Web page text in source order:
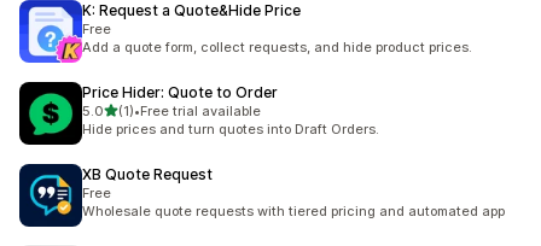
K: Request a Quote&Hide Price
Free
Add a quote form, collect requests, and hide product prices.
Price Hider: Quote to Order
5.0별 5개 중
(1)
총 리뷰 1개
•Free trial available
Hide prices and turn quotes into Draft Orders.
XB Quote Request
Free
Wholesale quote requests with tiered pricing and automated app